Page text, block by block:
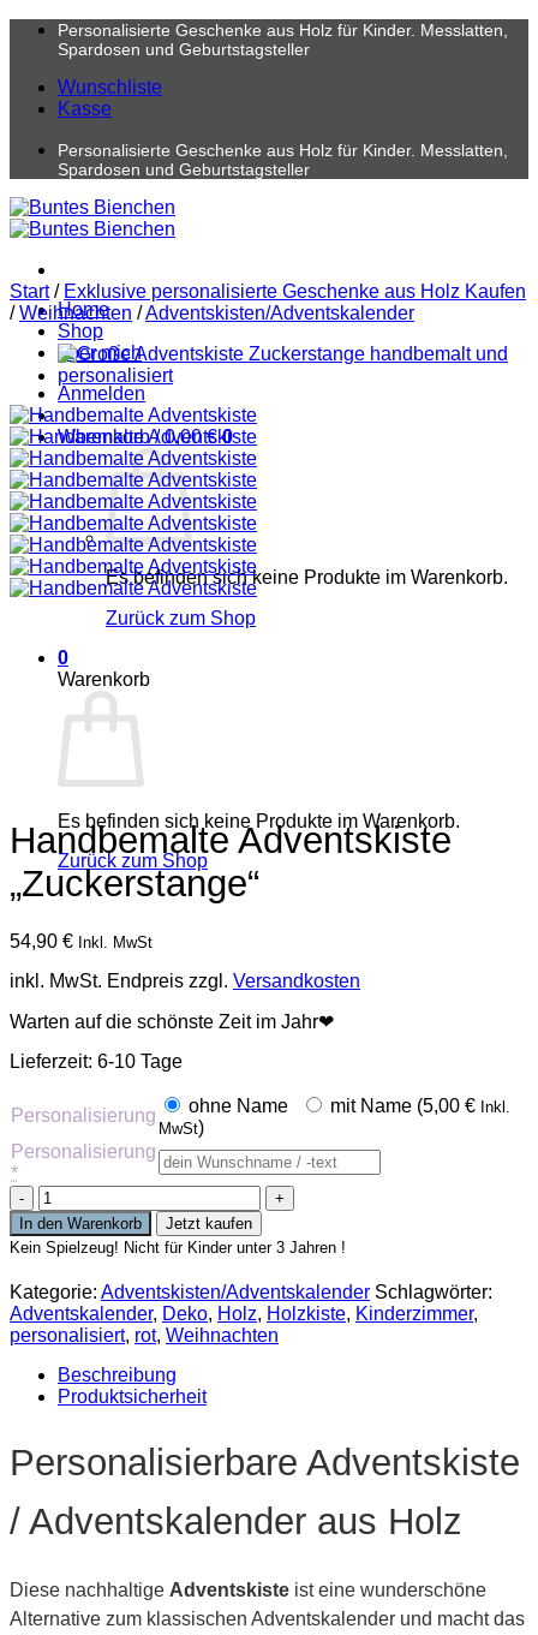
Zum
Personalisierte Geschenke aus Holz für Kinder. Messlatten,
Spardosen und Geburtstagsteller
Wunschliste
Kasse
Personalisierte Geschenke aus Holz für Kinder. Messlatten,
Spardosen und Geburtstagsteller
Home
Shop
über mich
Anmelden
Warenkorb /0,00€ 0
Es befinden sich keine Produkte im Warenkorb.
Zurück zum Shop
0
Warenkorb
Es befinden sich keine Produkte im Warenkorb.
Zurück zum Shop
Start / Exklusive personalisierte Geschenke aus Holz Kaufen
/ Weihnachten /Adventskisten/Adventskalender
Handbemalte Adventskiste
„Zuckerstange“
54,90 € Inkl. MwSt
inkl. MwSt. Endpreis zzgl. Versandkosten
Warten auf die schönste Zeit im Jahr❤
Lieferzeit: 6-10 Tage
Personalisierung ohne Name mit Name (5,00 € Inkl.
MwSt)
Personalisierung
*
Handbemalte
Adventskiste
"Zuckerstange"
Menge
In den Warenkorb
Jetzt kaufen
Kein Spielzeug! Nicht für Kinder unter 3 Jahren !
Kategorie: Adventskisten/Adventskalender Schlagwörter:
Adventskalender, Deko, Holz, Holzkiste, Kinderzimmer,
personalisiert, rot, Weihnachten
Beschreibung
Produktsicherheit
Personalisierbare Adventskiste
/ Adventskalender aus Holz
Diese nachhaltige Adventskiste ist eine wunderschöne
Alternative zum klassischen Adventskalender und macht das